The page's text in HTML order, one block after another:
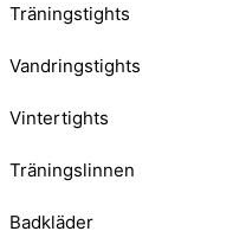
Träningstights
Vandringstights
Vintertights
Träningslinnen
Badkläder